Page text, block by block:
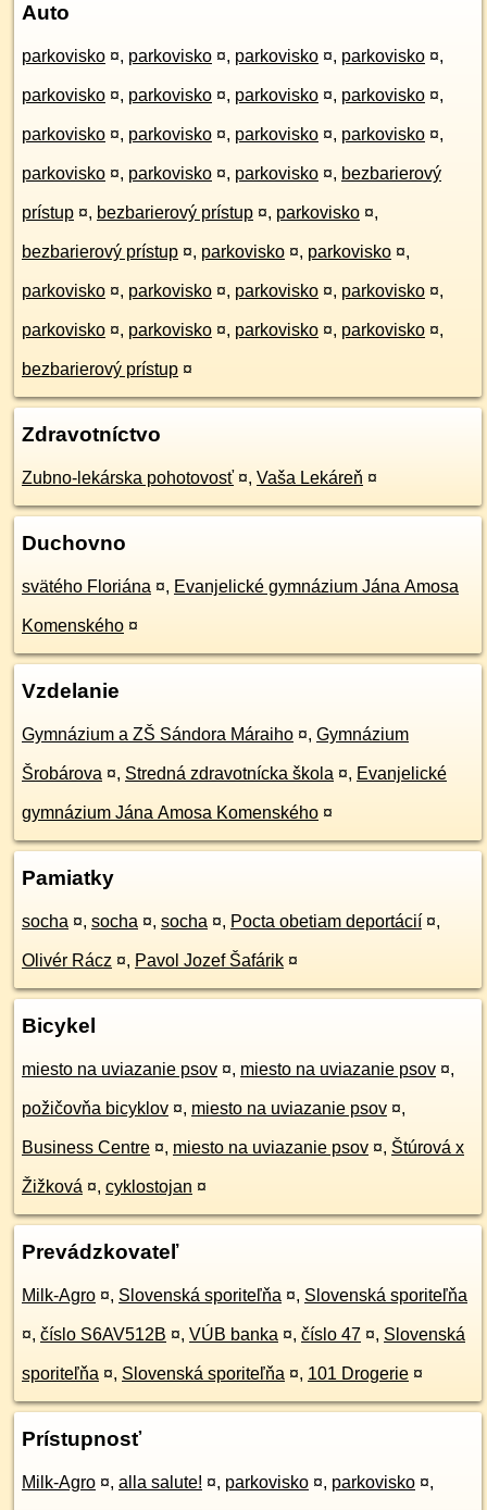
Auto
parkovisko ¤, parkovisko ¤, parkovisko ¤, parkovisko ¤,
parkovisko ¤, parkovisko ¤, parkovisko ¤, parkovisko ¤,
parkovisko ¤, parkovisko ¤, parkovisko ¤, parkovisko ¤,
parkovisko ¤, parkovisko ¤, parkovisko ¤, bezbarierový
prístup ¤, bezbarierový prístup ¤, parkovisko ¤,
bezbarierový prístup ¤, parkovisko ¤, parkovisko ¤,
parkovisko ¤, parkovisko ¤, parkovisko ¤, parkovisko ¤,
parkovisko ¤, parkovisko ¤, parkovisko ¤, parkovisko ¤,
bezbarierový prístup ¤
Zdravotníctvo
Zubno-lekárska pohotovosť ¤, Vaša Lekáreň ¤
Duchovno
svätého Floriána ¤, Evanjelické gymnázium Jána Amosa
Komenského ¤
Vzdelanie
Gymnázium a ZŠ Sándora Máraiho ¤, Gymnázium
Šrobárova ¤, Stredná zdravotnícka škola ¤, Evanjelické
gymnázium Jána Amosa Komenského ¤
Pamiatky
socha ¤, socha ¤, socha ¤, Pocta obetiam deportácií ¤,
Olivér Rácz ¤, Pavol Jozef Šafárik ¤
Bicykel
miesto na uviazanie psov ¤, miesto na uviazanie psov ¤,
požičovňa bicyklov ¤, miesto na uviazanie psov ¤,
Business Centre ¤, miesto na uviazanie psov ¤, Štúrová x
Žižková ¤, cyklostojan ¤
Prevádzkovateľ
Milk-Agro ¤, Slovenská sporiteľňa ¤, Slovenská sporiteľňa
¤, číslo S6AV512B ¤, VÚB banka ¤, číslo 47 ¤, Slovenská
sporiteľňa ¤, Slovenská sporiteľňa ¤, 101 Drogerie ¤
Prístupnosť
Milk-Agro ¤, alla salute! ¤, parkovisko ¤, parkovisko ¤,